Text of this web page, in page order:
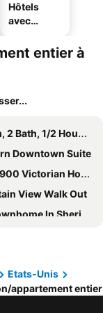
Hôtels
avec
entier à
House In Wild Western Town
Downtown Suite
Located In Historic Downtown Sheridan, Wy
View Walk Out
Sheridan. Close To Downtown!
With Ac And Wifi In Welcoming Sheridan
Downtown Sheridan Stay
Etats-Unis
appartement entier